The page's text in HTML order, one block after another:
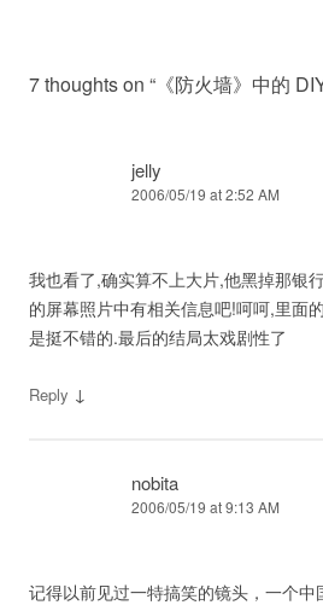
7 thoughts on “ 《防火墙》中的
jelly
2006/05/19 at 2:52 AM
我也看了,确实算不上大片,他黑掉那银
的屏幕照片中有相关信息吧!呵呵,里面
是挺不错的.最后的结局太戏剧性了
Reply ↓
nobita
2006/05/19 at 9:13 AM
记得以前见过一特搞笑的镜头，一个